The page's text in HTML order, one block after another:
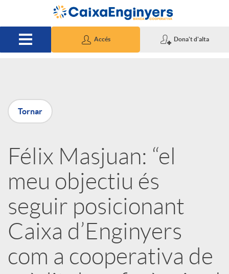
Salta al contingut principal
Accés Dona't d'alta
P
u
b
l
i
c
Tornar
Félix Masjuan: “el
meu objectiu és
seguir posicionant
Caixa d’Enginyers
com a cooperativa de